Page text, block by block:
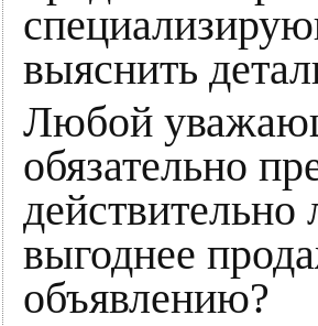
выяснить
Любой
обязательно
выгоднее
объявлению?